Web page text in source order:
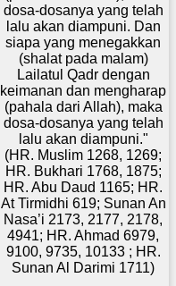
dosa-dosanya yang telah
lalu akan diampuni. Dan
siapa yang menegakkan
(shalat pada malam)
Lailatul Qadr dengan
keimanan dan mengharap
(pahala dari Allah), maka
dosa-dosanya yang telah
lalu akan diampuni."
(HR. Muslim 1268, 1269;
HR. Bukhari 1768, 1875;
HR. Abu Daud 1165; HR.
At Tirmidhi 619; Sunan An
Nasa’i 2173, 2177, 2178,
4941; HR. Ahmad 6979,
9100, 9735, 10133 ; HR.
Sunan Al Darimi 1711)